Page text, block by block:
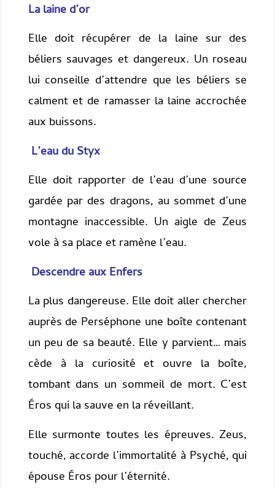
La laine d’or
Elle doit récupérer de la laine sur des
béliers sauvages et dangereux. Un roseau
lui conseille d’attendre que les béliers se
calment et de ramasser la laine accrochée
aux buissons.
L’eau du Styx
Elle doit rapporter de l’eau d’une source
gardée par des dragons, au sommet d’une
montagne inaccessible. Un aigle de Zeus
vole à sa place et ramène l’eau.
Descendre aux Enfers
La plus dangereuse. Elle doit aller chercher
auprès de Perséphone une boîte contenant
un peu de sa beauté. Elle y parvient… mais
cède à la curiosité et ouvre la boîte,
tombant dans un sommeil de mort. C’est
Éros qui la sauve en la réveillant.
Elle surmonte toutes les épreuves. Zeus,
touché, accorde l’immortalité à Psyché, qui
épouse Éros pour l’éternité.